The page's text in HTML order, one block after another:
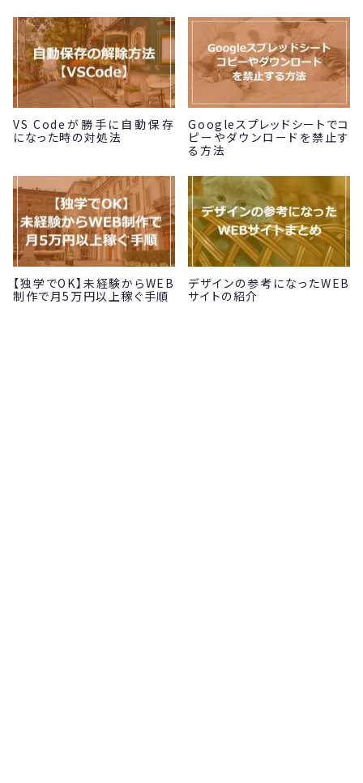
VS Codeが勝手に自動保存
になった時の対処法
Googleスプレッドシートでコ
ピーやダウンロードを禁止す
る方法
【独学でOK】未経験からWEB
制作で月5万円以上稼ぐ手順
デザインの参考になったWEB
サイトの紹介